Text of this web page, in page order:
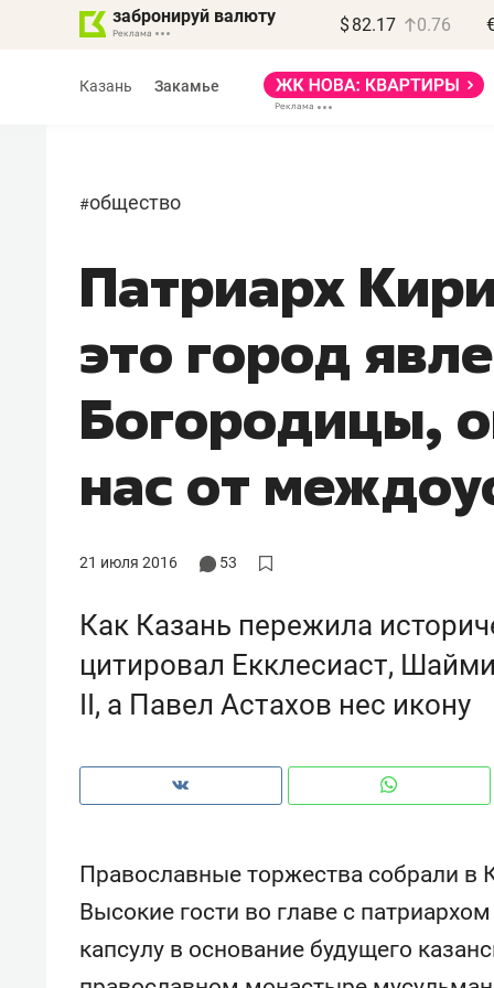
забронируй валюту $ 82.17 0.76
Казань Закамье
#общество
Патриарх
это город
Богородицы,
нас от
21 июля 2016 53
Как Казань пережила
цитировал Екклесиаст,
II, а Павел Астахов нес икону
Православные торжества собрали в
Высокие гости во главе с
капсулу в основание будущего
Василь Мазитов
МАРТ
«Не зная местных
потерять минимум
полгода»
Как бизнесу выйти на зарубежные
рынки, почему надо знать
«Директорский невроз» –
когда человек не считает
с